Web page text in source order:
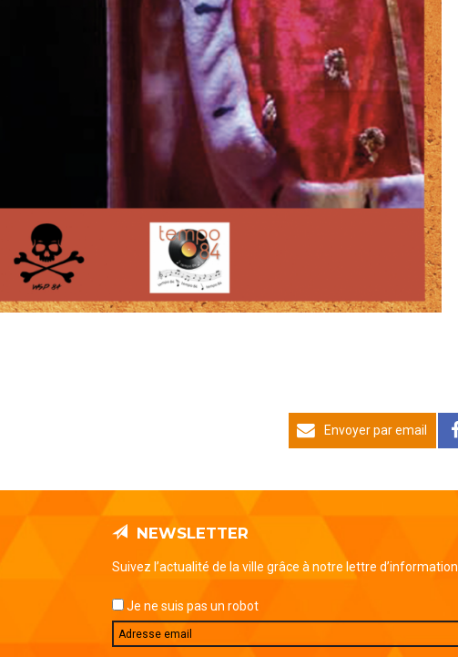
Envoyer par email
NEWSLETTER
Suivez l’actualité de la ville grâce à notre lettre d’information
Je ne suis pas un robot
Email